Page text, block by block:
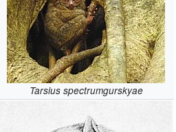
Tarsius spectrumgurskyae